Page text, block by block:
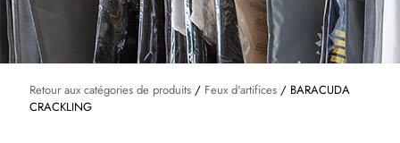
Retour aux catégories de produits / Feux d'artifices / BARACUDA
CRACKLING